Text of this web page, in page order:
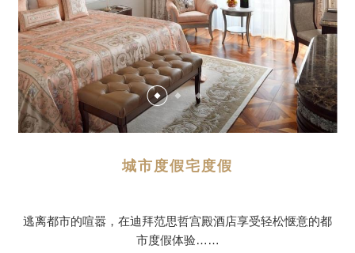
城市度假宅度假
逃离都市的喧嚣，在迪拜范思哲宫殿酒店享受轻松惬意的都
市度假体验……